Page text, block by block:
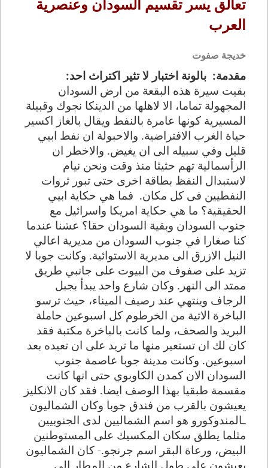
تعالق يسر تقسيم السودان وعنصرية
العرب
خديجة صفوت
مقدمة: بالونة اختبار لا تثير اكتراث احد:
بقيت سيرة هذه البقعة من ارض السودان
المجهولة تماما، الا لاهلها من الدينكا نجوك وقبيلة
المسيرية كونها عامرة بالنفط ويقال بالغاز اكسير
حياة الغرب الافتراضية. والاحبولة ان نفط ابيي
قليل وفي سبيله الى ان يغيض. والاخطر ان
الرأسمالية تهم حثيثا منذ وقت ونحن نيام
لاستبدال النفظ بطاقة اخرى حتى تبور ثروات
النفطيين فى كل مكان. فما هي حكاية ابيي
الحقيقية؟ ما هي حكاية امريكا واسرائيل مع
جنوب السودان وبقية السودان حقا؟ عشنا عندما
كنا صغارا في جنوب السودان من مديرية اعالي
النيل الازرق الى مديرية الاستوائية. وكانت جوبا لا
تزيد على صفوف من البيوت على جانبي طريق
ممتد الى النهر. وكان شارع واحد يبدأ بجبل
الرجاف وينتهي عند رصيف الميناء، حيث ترسو
الباخرة الاتية من الخرطوم كل اسبوعين حاملة
البريد والصحف، ولما كانت بالباخرة مكتبة فقد
كان لك ان تستعير منها ما تريد على ان تعيده بعد
اسبوعين. وكانت مدينة جوبا عاصمة جنوب
السودان الان كمدن الكاوبوي حتى انها كانت
مقسمة طبقيا بهذا الوصف ايضا. فقد كان الانكليز
يعيشون بالقرب من فندق جوبا وكان الشماليون
ـالمندوكورو هو اسم الشماليين لدى الجنوبيين
مثلما يطلق سكان المكسيك على المستوطنين
البيض، ورعاة البقر اسم جرنجو.- كان الشماليون
يعيشون على طول الشارع من المطار الى